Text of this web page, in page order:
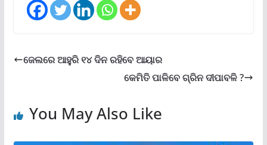
ଜେଲରେ ଆହୁରି ୧୪ ଦିନ ରହିବେ ଆୟାର
କେମିତି ପାଳିବେ ଗ୍ରିନ ଦୀପାବଳି ?
You May Also Like